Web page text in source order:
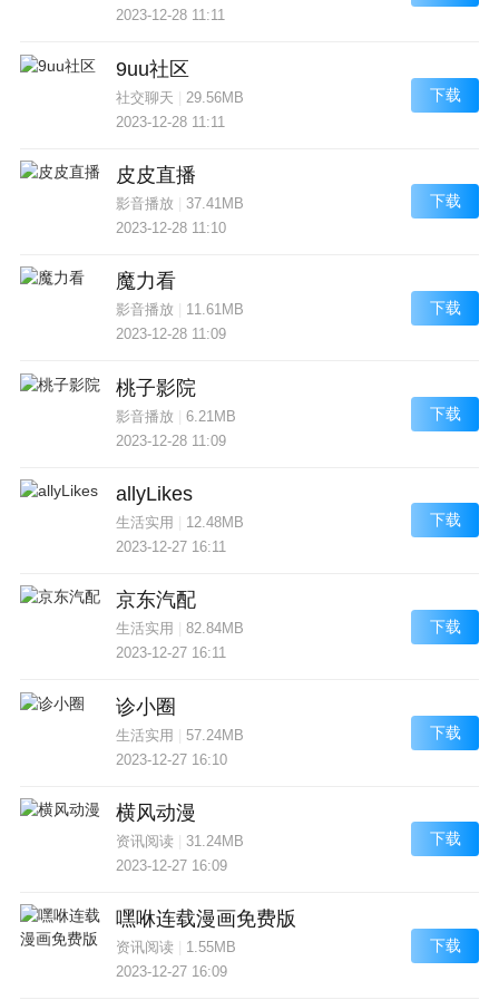
2023-12-28 11:11
9uu社区
社交聊天
29.56MB
2023-12-28 11:11
下载
皮皮直播
影音播放
37.41MB
2023-12-28 11:10
下载
魔力看
影音播放
11.61MB
2023-12-28 11:09
下载
桃子影院
影音播放
6.21MB
2023-12-28 11:09
下载
allyLikes
生活实用
12.48MB
2023-12-27 16:11
下载
京东汽配
生活实用
82.84MB
2023-12-27 16:11
下载
诊小圈
生活实用
57.24MB
2023-12-27 16:10
下载
横风动漫
资讯阅读| 31.24MB
2023-12-27 16:09
下载
嘿咻连载漫画免费版
资讯阅读| 1.55MB
2023-12-27 16:09
下载